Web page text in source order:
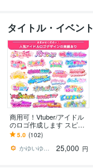
タイトル・イベン
商用可！Vtuber/アイドル
のロゴ作成します スピー
ド納品・当日納品・修正
無制限・高いクオリティ
5.0 (102)
かゆいゆいか【依頼受付中】
25,000 円